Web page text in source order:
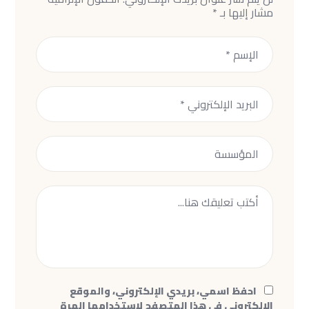
مشار إليها بـ*
احفظ اسمي، بريدي الإلكتروني، والموقع